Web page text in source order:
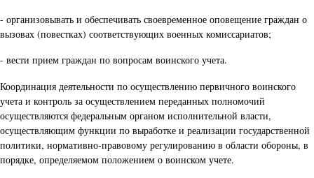
- организовывать и обеспечивать своевременное оповещение граждан о
вызовах (повестках) соответствующих военных комиссариатов;
- вести прием граждан по вопросам воинского учета.
Координация деятельности по осуществлению первичного воинского
учета и контроль за осуществлением переданных полномочий
осуществляются федеральным органом исполнительной власти,
осуществляющим функции по выработке и реализации государственной
политики, нормативно-правовому регулированию в области обороны, в
порядке, определяемом положением о воинском учете.